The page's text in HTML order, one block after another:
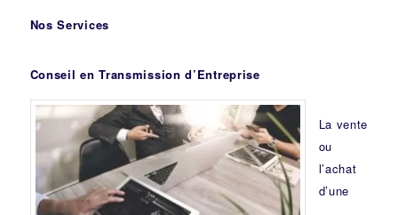
Nos Services
Conseil en Transmission d’Entreprise
La vente
ou
l’achat
d’une